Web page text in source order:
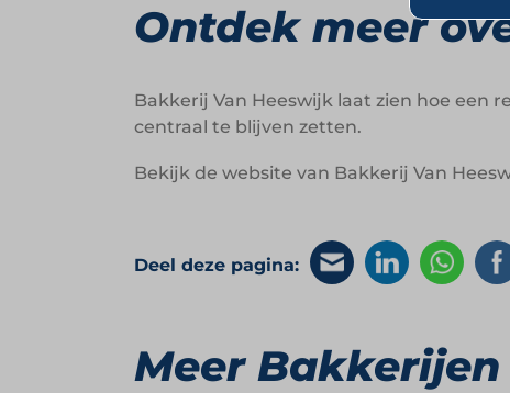
Ontdek meer
Bakkerij Van Heeswijk laat zien hoe
centraal te blijven zetten.
Bekijk de website van Bakkerij Van
Deel deze pagina:
Meer Bakkerijen